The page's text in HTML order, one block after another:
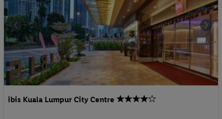
ibis Kuala Lumpur City Centre